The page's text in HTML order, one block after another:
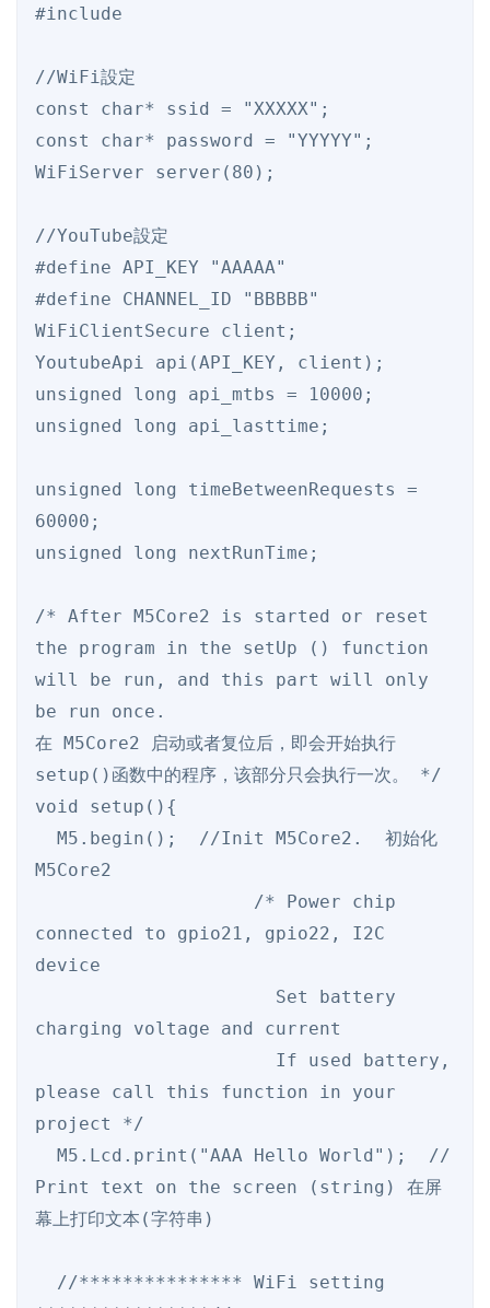
#include
//WiFi設定
const char* ssid = "XXXXX";
const char* password = "YYYYY";
WiFiServer server(80);
//YouTube設定
#define API_KEY "AAAAA"
#define CHANNEL_ID "BBBBB"
WiFiClientSecure client;
YoutubeApi api(API_KEY, client);
unsigned long api_mtbs = 10000;
unsigned long api_lasttime;
unsigned long timeBetweenRequests =
60000;
unsigned long nextRunTime;
/* After M5Core2 is started or reset
the program in the setUp () function
will be run, and this part will only
be run once.
在 M5Core2 启动或者复位后，即会开始执行
setup()函数中的程序，该部分只会执行一次。 */
void setup(){
M5Core2
connected to gpio21, gpio22, I2C
device
charging voltage and current
please call this function in your
project */
Print text on the screen (string) 在屏
幕上打印文本(字符串)